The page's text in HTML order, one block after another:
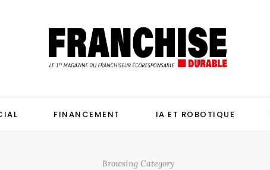
FINANCEMENT IA ET ROBOTIQUE
Browsing Category